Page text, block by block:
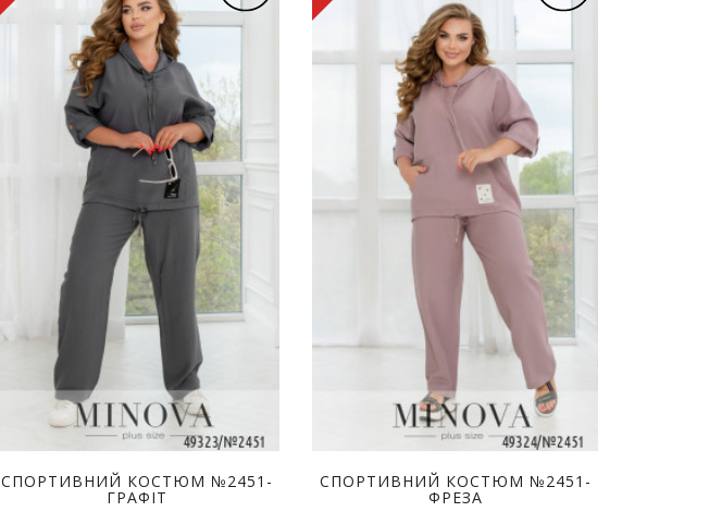
СПОРТИВНИЙ КОСТЮМ №2451-
ГРАФІТ
СПОРТИВНИЙ КОСТЮМ №2451-
ФРЕЗА